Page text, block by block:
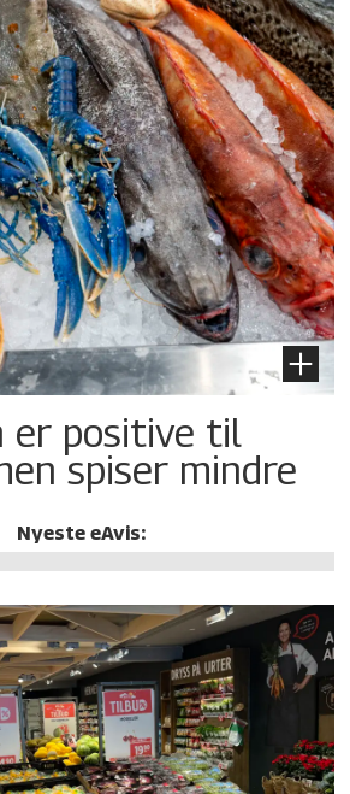
er positive til
spiser mindre
Nyeste eAvis: